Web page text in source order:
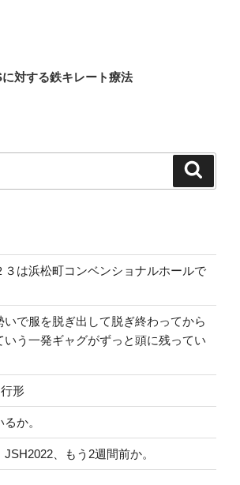
対する鉄キレート療法
３は浜松町コンベンショナルホールで
いで服を脱ぎ出して脱ぎ終わってから
いう一発ギャグがずっと頭に残ってい
形
か。
、もう2週間前か。